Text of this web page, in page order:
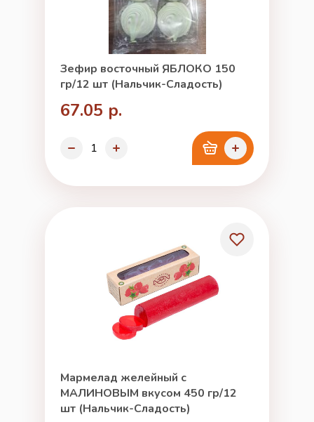
Зефир восточный ЯБЛОКО 150
гр/12 шт (Нальчик-Сладость)
67.05 р.
Мармелад желейный с
МАЛИНОВЫМ вкусом 450 гр/12
шт (Нальчик-Сладость)